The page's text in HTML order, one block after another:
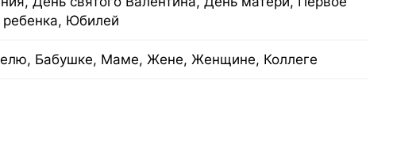
Юбилей
Бабушке, Маме, Жене, Женщине, Коллеге